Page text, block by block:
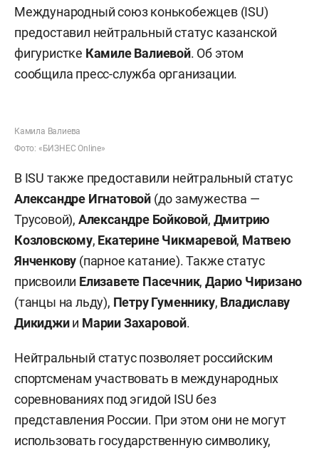
Международный союз конькобежцев (ISU)
предоставил нейтральный статус казанской
фигуристке Камиле Валиевой. Об этом
сообщила пресс-служба организации.
Камила Валиева
Фото: «БИЗНЕС Online»
В ISU также предоставили нейтральный статус
Александре Игнатовой (до замужества —
Трусовой), Александре Бойковой, Дмитрию
Козловскому, Екатерине Чикмаревой, Матвею
Янченкову (парное катание). Также статус
присвоили Елизавете Пасечник,Дарио Чиризано
(танцы на льду), Петру Гуменнику, Владиславу
Дикиджии Марии Захаровой.
Нейтральный статус позволяет российским
спортсменам участвовать в международных
соревнованиях под эгидой ISU без
представления России. При этом они не могут
использовать государственную символику,